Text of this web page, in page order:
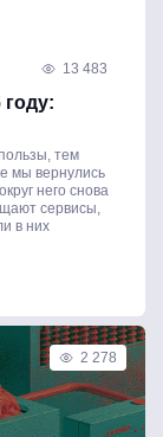
13 483
тем
мы вернулись
него снова
сервисы,
в них
2 278